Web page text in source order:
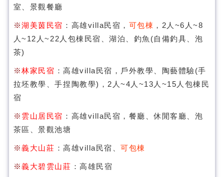
室、景觀餐廳
※湖美茵民宿 ：高雄villa民宿， 可包棟 ，2人~6人~8
人~12人~22人包棟民宿、湖泊、釣魚(自備釣具、泡
茶)
※林家民宿 ：高雄villa民宿，戶外教學、陶藝體驗(手
拉坯教學、手捏陶教學)，2人~4人~13人~15人包棟民
宿
※ 雲山居民宿 ：高雄villa民宿，餐廳、休閒客廳、泡
茶區、景觀池塘
※義大山莊 ：高雄villa民宿、可包棟
※義大碧雲山莊 ：高雄民宿